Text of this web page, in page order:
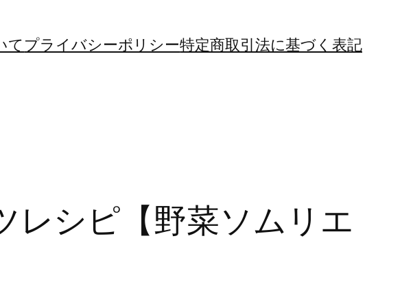
てプライバシーポリシー特定商取引法に基づく表記
レシピ【野菜ソムリエ